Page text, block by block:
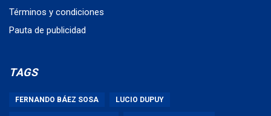
Términos y condiciones
Pauta de publicidad
TAGS
FERNANDO BÁEZ SOSA LUCIO DUPUY